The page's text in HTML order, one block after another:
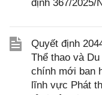
định 367/2025/
Quyết định
Thể thao và
chính mới ban
lĩnh vực Phát